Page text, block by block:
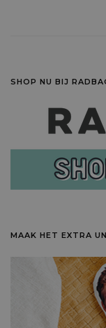
SHOP NU BIJ
MAAK HET EXTRA